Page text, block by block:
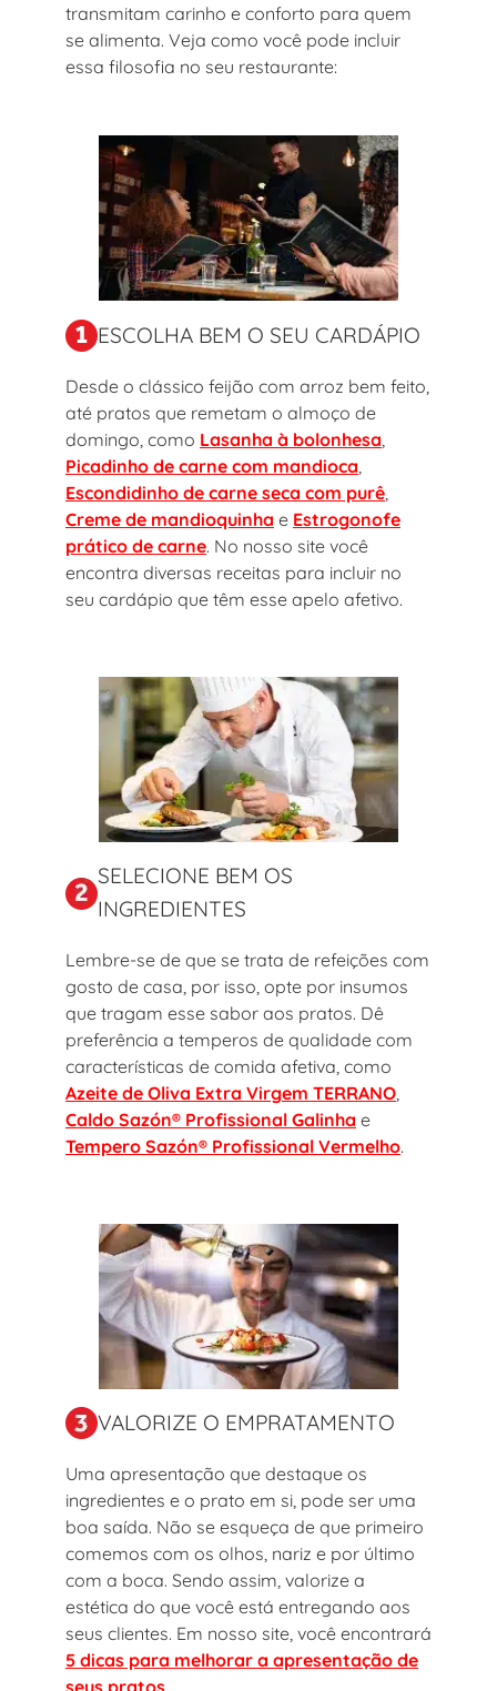
transmitam carinho e conforto para quem
se alimenta. Veja como você pode incluir
essa filosofia no seu restaurante:
ESCOLHA BEM O SEU CARDÁPIO
Desde o clássico feijão com arroz bem feito,
até pratos que remetam o almoço de
domingo, como Lasanha à bolonhesa,
Picadinho de carne com mandioca,
Escondidinho de carne seca com purê,
Creme de mandioquinha e Estrogonofe
prático de carne. No nosso site você
encontra diversas receitas para incluir no
seu cardápio que têm esse apelo afetivo.
SELECIONE BEM OS
INGREDIENTES
Lembre-se de que se trata de refeições com
gosto de casa, por isso, opte por insumos
que tragam esse sabor aos pratos. Dê
preferência a temperos de qualidade com
características de comida afetiva, como
Azeite de Oliva Extra Virgem TERRANO,
Caldo Sazón® Profissional Galinha e
Tempero Sazón® Profissional Vermelho.
VALORIZE O EMPRATAMENTO
Uma apresentação que destaque os
ingredientes e o prato em si, pode ser uma
boa saída. Não se esqueça de que primeiro
comemos com os olhos, nariz e por último
com a boca. Sendo assim, valorize a
estética do que você está entregando aos
seus clientes. Em nosso site, você encontrará
5 dicas para melhorar a apresentação de